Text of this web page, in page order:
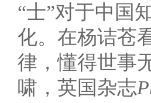
“士”对于中国
化。在杨诘苍
律，懂得世事
啸，英国杂志